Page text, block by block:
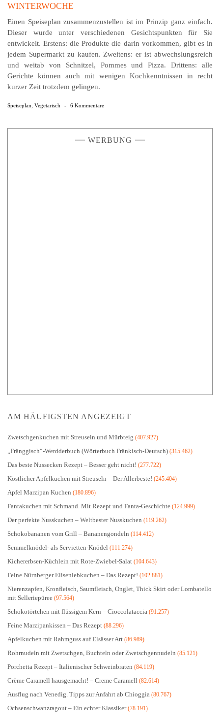
WINTERWOCHE
Einen Speiseplan zusammenzustellen ist im Prinzip ganz einfach.
Dieser wurde unter verschiedenen Gesichtspunkten für Sie
entwickelt. Erstens: die Produkte die darin vorkommen, gibt es in
jedem Supermarkt zu kaufen. Zweitens: er ist abwechslungsreich
und weitab von Schnitzel, Pommes und Pizza. Drittens: alle
Gerichte können auch mit wenigen Kochkenntnissen in recht
kurzer Zeit trotzdem gelingen.
Speiseplan Vegetarisch - 6 Kommentare
WERBUNG
AM HÄUFIGSTEN ANGEZEIGT
Zwetschgenkuchen mit Streuseln und Mürbteig (407.927)
„Fränggisch“-Werdderbuch (Wörterbuch Fränkisch-Deutsch) (315.462)
Das beste Nussecken Rezept – Besser geht nicht! (277.722)
Köstlicher Apfelkuchen mit Streuseln – Der Allerbeste! (245.404)
Apfel Marzipan Kuchen (180.896)
Fantakuchen mit Schmand. Mit Rezept und Fanta-Geschichte (124.999)
Der perfekte Nusskuchen – Weltbester Nusskuchen (119.262)
Schokobananen vom Grill – Bananengondeln (114.412)
Semmelknödel- als Servietten-Knödel (111.274)
Kichererbsen-Küchlein mit Rote-Zwiebel-Salat (104.643)
Feine Nürnberger Elisenlebkuchen – Das Rezept! (102.881)
Nierenzapfen, Kronfleisch, Saumfleisch, Onglet, Thick Skirt oder Lombatello
mit Selleriepüree (97.564)
Schokotörtchen mit flüssigem Kern – Cioccolataccia (91.257)
Feine Marzipankissen – Das Rezept (88.296)
Apfelkuchen mit Rahmguss auf Elsässer Art (86.989)
Rohrnudeln mit Zwetschgen, Buchteln oder Zwetschgennudeln (85.121)
Porchetta Rezept – Italienischer Schweinbraten (84.119)
Crème Caramell hausgemacht! – Creme Caramell (82.614)
Ausflug nach Venedig. Tipps zur Anfahrt ab Chioggia (80.767)
Ochsenschwanzragout – Ein echter Klassiker(78.191)